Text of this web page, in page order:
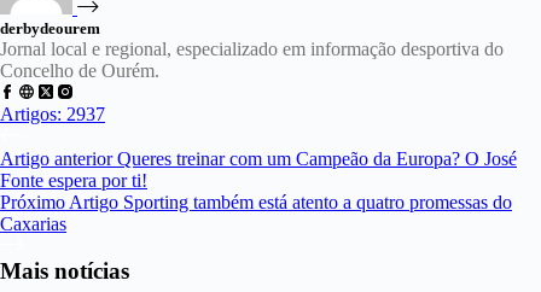
derbydeourem
Jornal local e regional, especializado em informação desportiva do
Concelho de Ourém.
Artigos: 2937
Artigo anteriorQueres treinar com um Campeão da Europa? O José
Fonte espera por ti!
Próximo Artigo Sporting também está atento a quatro promessas do
Caxarias
Mais notícias